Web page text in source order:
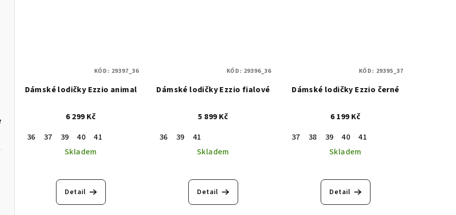
Dámské lodičky Ezzio animal
6 299 Kč
36
37 39 40
41
Skladem
Detail
KÓD: 29397_36
Dámské lodičky Ezzio fialové
5 899 Kč
36
39
41
Skladem
Detail
KÓD: 29396_36
Dámské lodičky Ezzio černé
6 199 Kč
37
38 39 40
41
Skladem
Detail
KÓD: 29395_37